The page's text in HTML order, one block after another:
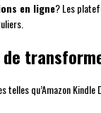
en ligne? Les
qu’Amazon